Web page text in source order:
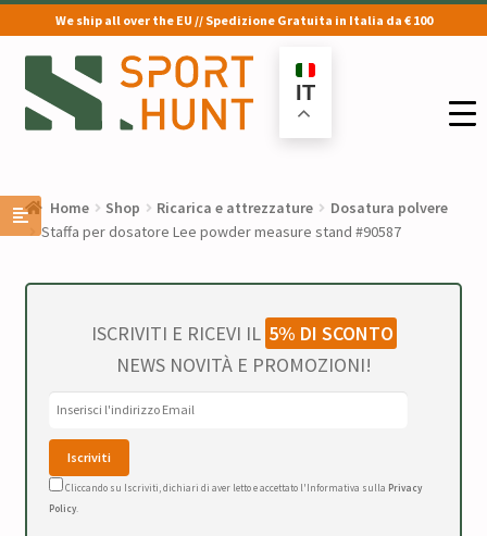
We ship all over the EU // Spedizione Gratuita in Italia da € 100
Vai
alla
navigazione
Vai
al
contenuto
IT
Home Shop Ricarica e attrezzature
Dosatura polvere
Staffa per dosatore Lee powder measure stand #90587
ISCRIVITI E RICEVI IL 5% DI SCONTO
NEWS NOVITÀ E PROMOZIONI!
Cliccando su Iscriviti, dichiari di aver letto e accettato l'Informativa sulla Privacy
Policy.